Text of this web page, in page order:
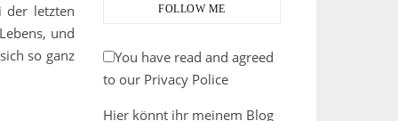
der letzten
und
so ganz
FOLLOW ME
You have read and agreed
to our Privacy Police
Hier könnt ihr meinem Blog